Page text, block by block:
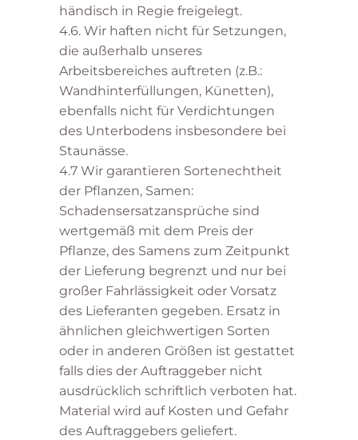
händisch in Regie freigelegt.
4.6. Wir haften nicht für Setzungen,
die außerhalb unseres
Arbeitsbereiches auftreten (z.B.:
Wandhinterfüllungen, Künetten),
ebenfalls nicht für Verdichtungen
des Unterbodens insbesondere bei
Staunässe.
4.7 Wir garantieren Sortenechtheit
der Pflanzen, Samen:
Schadensersatzansprüche sind
wertgemäß mit dem Preis der
Pflanze, des Samens zum Zeitpunkt
der Lieferung begrenzt und nur bei
großer Fahrlässigkeit oder Vorsatz
des Lieferanten gegeben. Ersatz in
ähnlichen gleichwertigen Sorten
oder in anderen Größen ist gestattet
falls dies der Auftraggeber nicht
ausdrücklich schriftlich verboten hat.
Material wird auf Kosten und Gefahr
des Auftraggebers geliefert.